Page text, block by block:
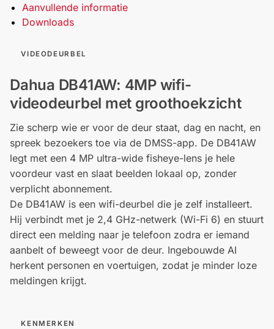
Aanvullende informatie
Downloads
VIDEODEURBEL
Dahua DB41AW: 4MP wifi-
videodeurbel met groothoekzicht
Zie scherp wie er voor de deur staat, dag en nacht, en
spreek bezoekers toe via de DMSS-app. De DB41AW
legt met een 4 MP ultra-wide fisheye-lens je hele
voordeur vast en slaat beelden lokaal op, zonder
verplicht abonnement.
De DB41AW is een wifi-deurbel die je zelf installeert.
Hij verbindt met je 2,4 GHz-netwerk (Wi-Fi 6) en stuurt
direct een melding naar je telefoon zodra er iemand
aanbelt of beweegt voor de deur. Ingebouwde AI
herkent personen en voertuigen, zodat je minder loze
meldingen krijgt.
KENMERKEN